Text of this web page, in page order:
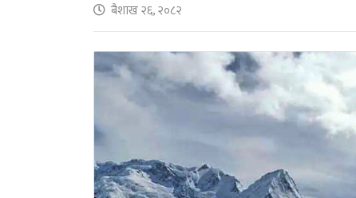
बैशाख २६, २०८२